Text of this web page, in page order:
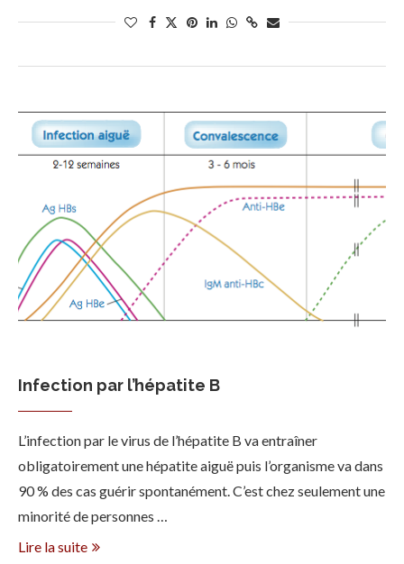
Infection par l’hépatite B
L’infection par le virus de l’hépatite B va entraîner
obligatoirement une hépatite aiguë puis l’organisme va dans
90 % des cas guérir spontanément. C’est chez seulement une
minorité de personnes …
Lire la suite